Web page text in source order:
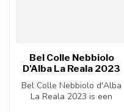
Bel Colle Nebbiolo
D'Alba La Reala 2023
Bel Colle Nebbiolo d'Alba
La Reala 2023 is een